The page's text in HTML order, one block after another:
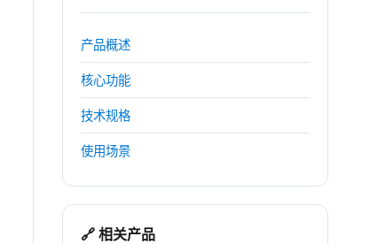
产品概述
核心功能
技术规格
使用场景
🔗 相关产品